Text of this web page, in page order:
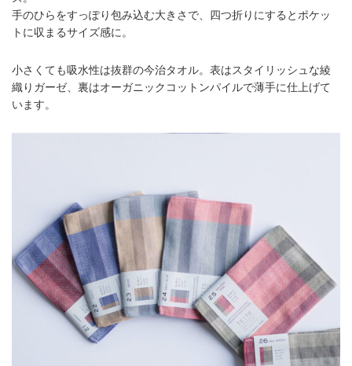
手のひらをすっぽり包み込む大きさで、四つ折りにするとポケッ
トに収まるサイズ感に。
小さくても吸水性は抜群の今治タオル。表はスタイリッシュな綾
織りガーゼ、裏はオーガニックコットンパイルで薄手に仕上げて
います。